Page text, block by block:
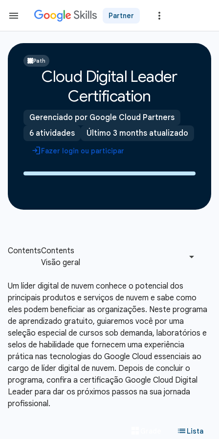
Partner
Path
Cloud Digital Leader
Certification
Gerenciado por Google Cloud Partners
6 atividades
Último 3 months atualizado
Fazer login ou participar
Um líder digital de nuvem conhece o potencial dos
principais produtos e serviços de nuvem e sabe como
eles podem beneficiar as organizações. Neste programa
de aprendizado gratuito, guiaremos você por uma
seleção especial de cursos sob demanda, laboratórios e
selos de habilidade que fornecem uma experiência
prática nas tecnologias do Google Cloud essenciais ao
cargo de líder digital de nuvem. Depois de concluir o
programa, confira a certificação Google Cloud Digital
Leader para dar os próximos passos na sua jornada
profissional.